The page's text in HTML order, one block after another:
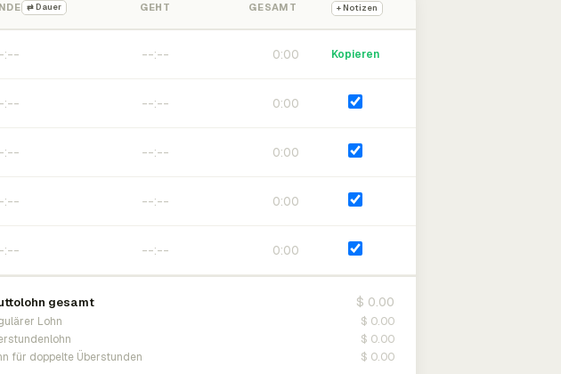
⇄ Dauer GEHT GESAMT + Notizen
0:00 Kopieren
0:00
0:00
0:00
0:00
gesamt $ 0.00
Lohn $ 0.00
$ 0.00
für doppelte Überstunden $ 0.00